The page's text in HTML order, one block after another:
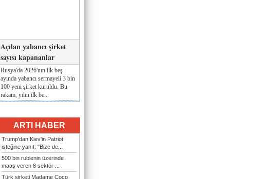
Açılan yabancı şirket
sayısı kapananlar
Rusya'da 2026'nın ilk beş
ayında yabancı sermayeli 3 bin
100 yeni şirket kuruldu. Bu
rakam, yılın ilk be...
ARTI HABER
Trump'dan Kiev'in Patriot
isteğine yanıt: "Bize de...
500 bin rublenin üzerinde
maaş veren 8 sektör ...
Türk şirketi Madame Coco